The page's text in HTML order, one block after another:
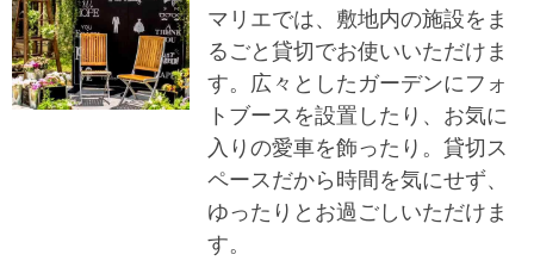
マリエでは、敷地内の施設をま
るごと貸切でお使いいただけま
す。広々としたガーデンにフォ
トブースを設置したり、お気に
入りの愛車を飾ったり。貸切ス
ペースだから時間を気にせず、
ゆったりとお過ごしいただけま
す。